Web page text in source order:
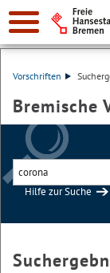
Vorschriften
Bremische
Hilfe zur Suche